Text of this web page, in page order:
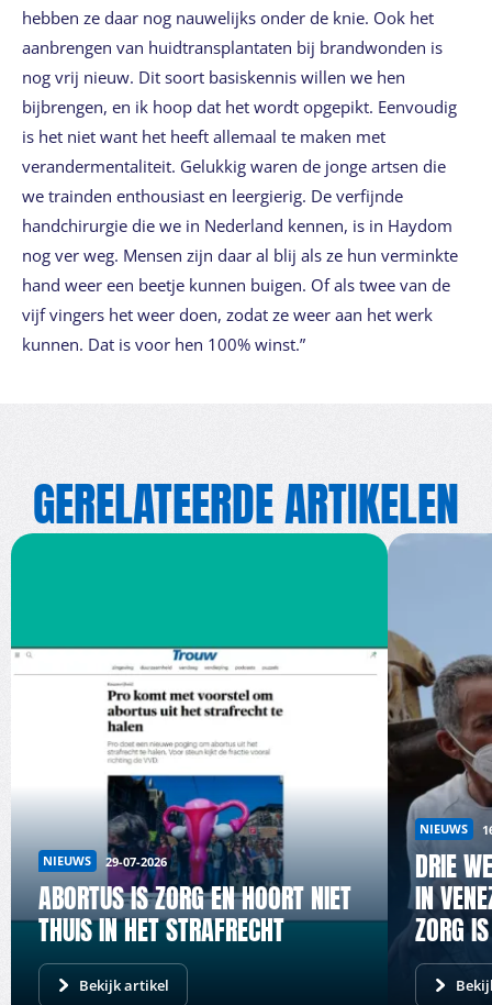
hebben ze daar nog nauwelijks onder de knie. Ook het
aanbrengen van huidtransplantaten bij brandwonden is
nog vrij nieuw. Dit soort basiskennis willen we hen
bijbrengen, en ik hoop dat het wordt opgepikt. Eenvoudig
is het niet want het heeft allemaal te maken met
verandermentaliteit. Gelukkig waren de jonge artsen die
we trainden enthousiast en leergierig. De verfijnde
handchirurgie die we in Nederland kennen, is in Haydom
nog ver weg. Mensen zijn daar al blij als ze hun verminkte
hand weer een beetje kunnen buigen. Of als twee van de
vijf vingers het weer doen, zodat ze weer aan het werk
kunnen. Dat is voor hen 100% winst.”
GERELATEERDE ARTIKELEN
NIEUWS 29-07-2026
ABORTUS IS ZORG EN HOORT NIET
THUIS IN HET STRAFRECHT
Bekijk artikel
NIEUWS
DRIE
IN
ZORG